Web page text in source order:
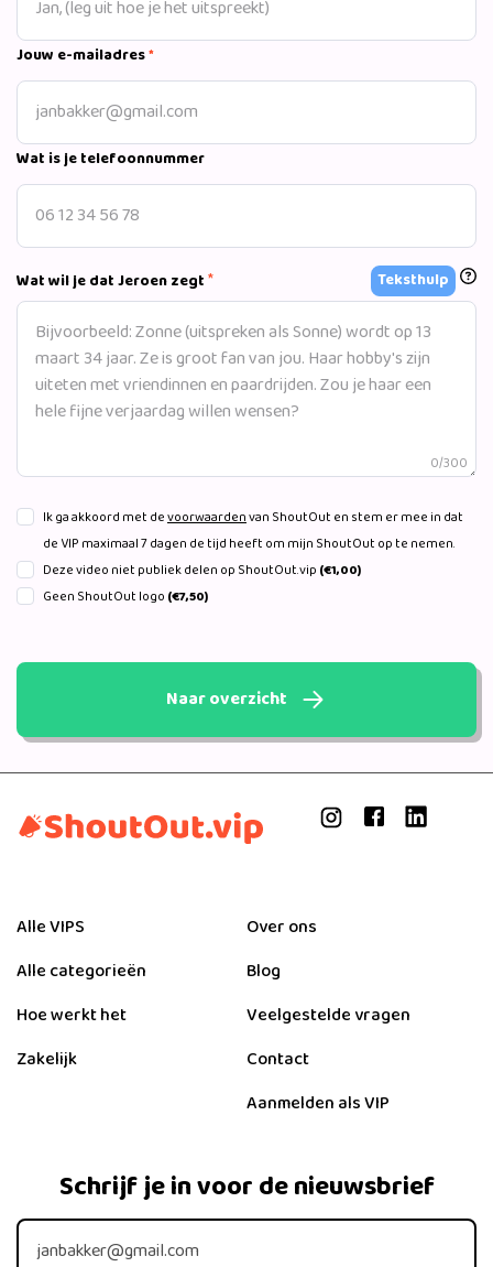
Jouw e-mailadres*
Wat is je telefoonnummer
Wat wil je dat Jeroen zegt* Teksthulp
0/300
Ik ga akkoord met devoorwaardenvan ShoutOut en stem er mee in dat
de VIP maximaal 7 dagen de tijd heeft om mijn ShoutOut op te nemen.
Deze video niet publiek delen op ShoutOut.vip (€1,00)
Geen ShoutOut logo (€7,50)
Naar overzicht
Alle VIPS
Alle categorieën
Hoe werkt het
Zakelijk
Over ons
Blog
Veelgestelde vragen
Contact
Aanmelden als VIP
Schrijf je in voor de nieuwsbrief